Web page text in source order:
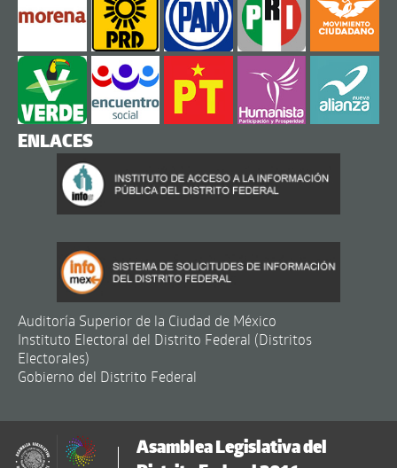
ENLACES
Auditoría Superior de la Ciudad de México
Instituto Electoral del Distrito Federal (Distritos
Electorales)
Gobierno del Distrito Federal
Asamblea Legislativa del